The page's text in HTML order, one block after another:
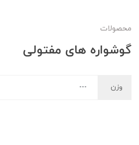
محصولات
گوشواره های مفتولی
وزن